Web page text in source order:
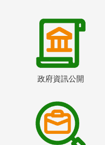
政府資訊公開